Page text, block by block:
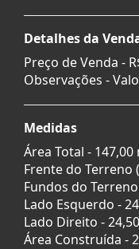
Detalhes da
Preço de Venda -
Observações -
Medidas
Área Total - 147,00
Frente do Terreno
Fundos do
Lado Esquerdo -
Lado Direito -
Área Construída -